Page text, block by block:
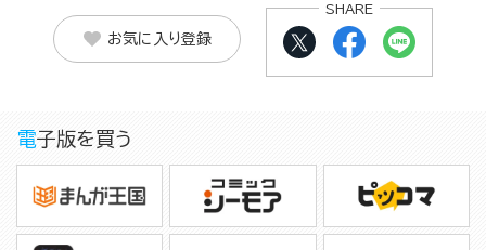
お気に入り登録
SHARE
電子版を買う